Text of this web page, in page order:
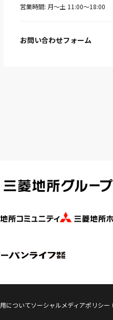
営業時間: 月〜土 11:00〜18:00
お問い合わせフォーム
についてソーシャルメディアポリシー